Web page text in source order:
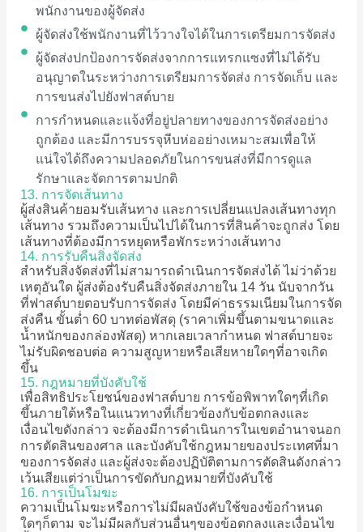
พนักงานของผู้จัดส่ง
ผู้จัดส่งใช้พนักงานที่ไว้วางใจได้ในการเตรียมการจัดส่ง
ผู้จัดส่งปกป้องการจัดส่งจากการแทรกแซงที่ไม่ได้รับ
อนุญาตในระหว่างการเตรียมการจัดส่ง การจัดเก็บ และ
การขนส่งไปยังฟาสต์บาย
การกำหนดและแจ้งที่อยู่ปลายทางของการจัดส่งอย่าง
ถูกต้อง และมีการบรรจุหีบห่ออย่างเหมาะสมเพื่อให้
แน่ใจได้ถึงความปลอดภัยในการขนส่งที่มีการดูแล
รักษาและจัดการตามปกติ
13. การจัดเส้นทาง
ผู้ส่งสินค้ายอมรับเส้นทาง และการเปลี่ยนแปลงเส้นทางทุก
เส้นทาง รวมถึงความเป็นไปได้ในการที่สินค้าจะถูกส่ง โดย
เส้นทางที่ต้องมีการหยุดหรือพักระหว่างเส้นทาง
14. การรับคืนสิ่งจัดส่ง
สำหรับสิ่งจัดส่งที่ไม่สามารถดำเนินการจัดส่งได้ ไม่ว่าด้วย
เหตุอันใด ผู้ส่งต้องรับคืนสิ่งจัดส่งภายใน 14 วัน นับจากวัน
ที่ฟาสต์บายตอบรับการจัดส่ง โดยมีค่าธรรมเนียมในการจัด
ส่งคืน ขั้นต่ำ 60 บาทต่อพัสดุ (ราคาเพิ่มขึ้นตามขนาดและ
น้ำหนักของกล่องพัสดุ) หากเลยเวลากำหนด ฟาสต์บายจะ
ไม่รับผิดชอบต่อ ความสูญหายหรือเสียหายใดๆที่อาจเกิด
ขึ้น
15. กฎหมายที่บังคับใช้
เพื่อสิทธิประโยชน์ของฟาสต์บาย การข้อพิพาทใดๆที่เกิด
ขึ้นภายใต้หรือในแนวทางที่เกี่ยวข้องกับข้อตกลงและ
เงื่อนไขดังกล่าว จะต้องมีการดำเนินการในเขตอำนาจนอก
การตัดสินของศาล และบังคับใช้กฎหมายของประเทศที่มา
ของการจัดส่ง และผู้ส่งจะต้องปฏิบัติตามการตัดสินดังกล่าว
เว้นเสียแต่ว่าเป็นการขัดกับกฏหมายที่บังคับใช้
16. การเป็นโมฆะ
ความเป็นโมฆะหรือการไม่มีผลบังคับใช้ของข้อกำหนด
ใดๆก็ตาม จะไม่มีผลกับส่วนอื่นๆของข้อตกลงและเงื่อนไข